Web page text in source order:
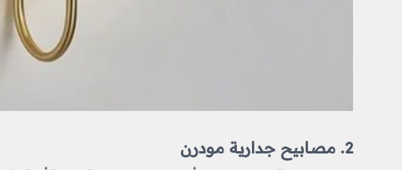
2. مصابيح جدارية مودرن